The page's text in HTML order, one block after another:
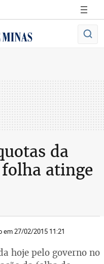
da
folha atinge
em 27/02/2015 11:21
hoje pelo governo no